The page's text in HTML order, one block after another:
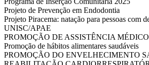
Projeto de Prevenção em Endodontia
Projeto Piracema: natação para pessoas com
UNISC/APAE
PROMOÇÃO DE ASSISTÊNCIA
Promoção de hábitos alimentares saudáveis
PROMOÇÃO DO ENVELHECIMENTO